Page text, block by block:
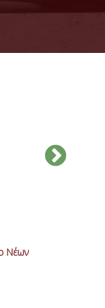
βαθμολογίας
εξεταστικών
Νέων